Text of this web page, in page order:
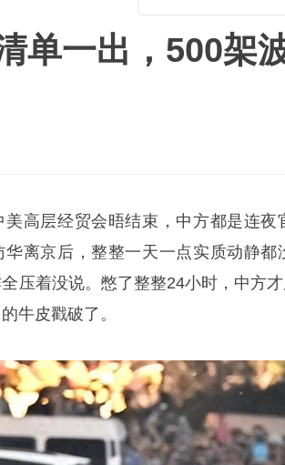
单一出，500架
高层经贸会晤结束，中方都是连夜
离京后，整整一天一点实质动静都
压着没说。憋了整整24小时，中方
牛皮戳破了。